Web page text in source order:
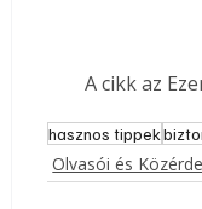
Virágoskert:
teraszon,
A cikk az
hasznos tippek
Olvasói és